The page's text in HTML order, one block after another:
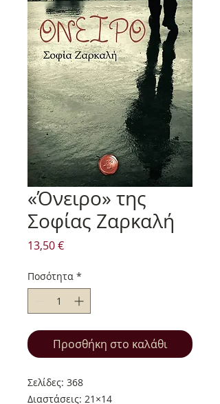
«Όνειρο» της
Σοφίας Ζαρκαλή
13,50 €Τιμή
Ποσότητα *
Προσθήκη στο καλάθι
Σελίδες: 368
Διαστάσεις: 21×14